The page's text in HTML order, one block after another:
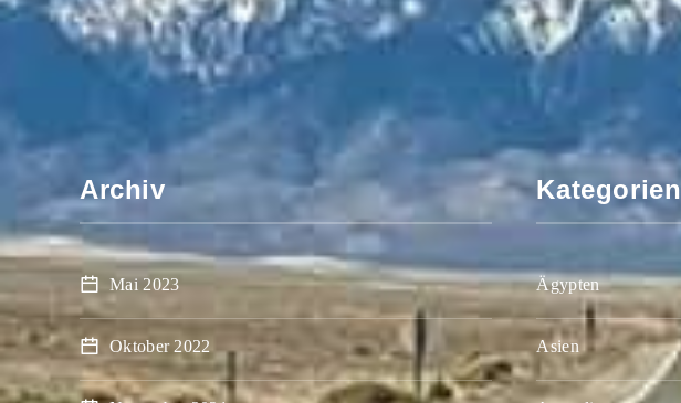
Archiv
Mai 2023
Oktober 2022
Kategorien
Ägypten
Asien